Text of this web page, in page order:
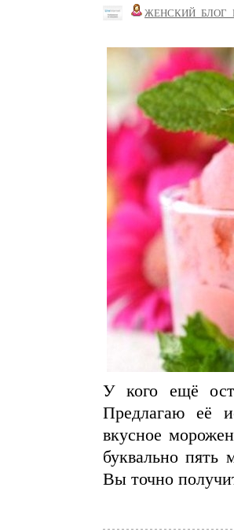
У кого ещё
Предлагаю её
вкусное
буквально пять
Вы точно